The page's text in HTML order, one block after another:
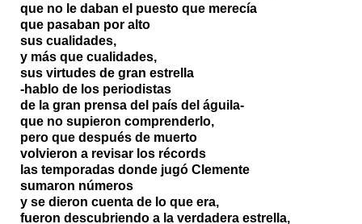
que no le daban el puesto que merecía
que pasaban por alto
sus cualidades,
y más que cualidades,
sus virtudes de gran estrella
-hablo de los periodistas
de la gran prensa del país del águila-
que no supieron comprenderlo,
pero que después de muerto
volvieron a revisar los récords
las temporadas donde jugó Clemente
sumaron números
y se dieron cuenta de lo que era,
fueron descubriendo a la verdadera estrella,